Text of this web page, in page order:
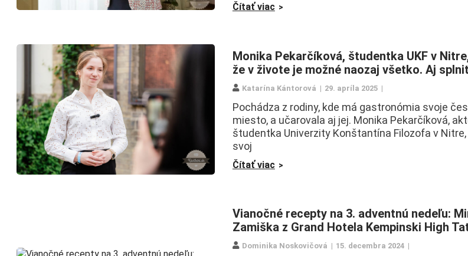
Čítať viac
Monika Pekarčíková, študentka UKF v
že v živote je možné naozaj všetko. Aj
Katarína Kántorová 29. apríla 2025
Pochádza z rodiny, kde má gastronómia svoje
miesto, a učarovala aj jej. Monika Pekarčíková,
študentka Univerzity Konštantína Filozofa v
svoj
Čítať viac
Vianočné recepty na 3. adventnú nedeľu:
Zamiška z Grand Hotela Kempinski High
Dominika Noskovičová 15. decembra 2024